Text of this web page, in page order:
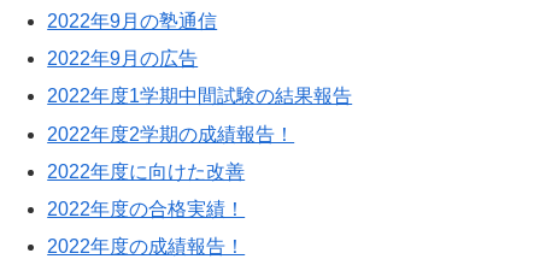
2022年9月の塾通信
2022年9月の広告
2022年度1学期中間試験の結果報告
2022年度2学期の成績報告！
2022年度に向けた改善
2022年度の合格実績！
2022年度の成績報告！